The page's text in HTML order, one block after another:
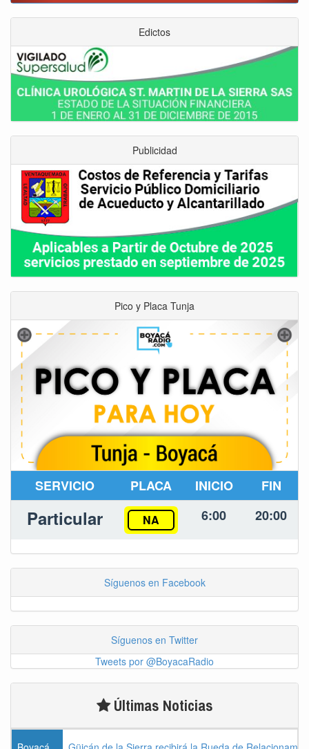
Edictos
Publicidad
Pico y Placa Tunja
SERVICIO PLACA INICIO FIN
Particular NA 6:00 20:00
Síguenos en Facebook
Síguenos en Twitter
Tweets por @BoyacaRadio
Últimas Noticias